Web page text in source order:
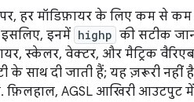
हर मॉडिफ़ायर के लिए कम से
इसलिए, इनमें highp की सटीक
स्केलर, वेक्टर, और मैट्रिक
साथ दी जाती हैं; यह ज़रूरी नहीं
फ़िलहाल, AGSL आखिरी आउटपुट में